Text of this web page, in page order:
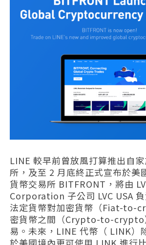
LINE 較早前曾放風打算推出自
所，及至 2 月底終正式宣布於美
貨幣交易所 BITFRONT，將由
Corporation 子公司 LVC USA
法定貨幣對加密貨幣（Fiat-to-
密貨幣之間（Crypto-to-crypto
易。未來，LINE 代幣（ LINK）
於美國境內更可使用 LINK 進行